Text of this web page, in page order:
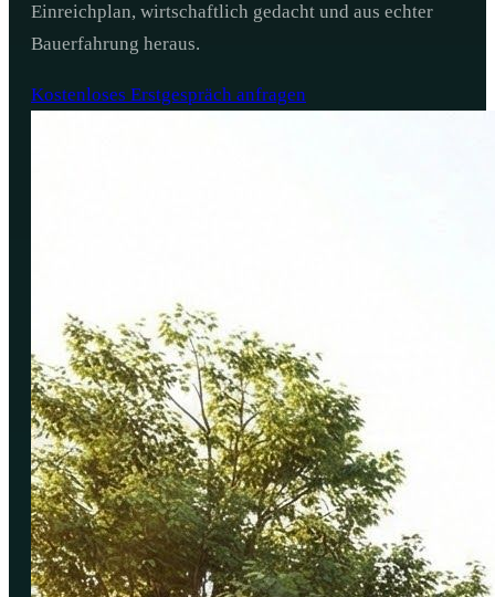
Einreichplan, wirtschaftlich gedacht und aus echter
Bauerfahrung heraus.
Kostenloses Erstgespräch anfragen